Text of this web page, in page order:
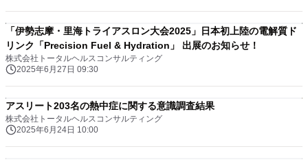
「伊勢志摩・里海トライアスロン大会2025」日本初上陸の電解質ド
リンク「Precision Fuel & Hydration」 出展のお知らせ！
株式会社トータルヘルスコンサルティング
2025年6月27日 09:30
アスリート203名の熱中症に関する意識調査結果
株式会社トータルヘルスコンサルティング
2025年6月24日 10:00